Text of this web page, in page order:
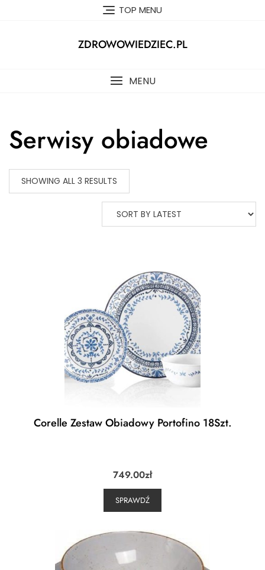
TOP MENU
ZDROWOWIEDZIEC.PL
MENU
Serwisy obiadowe
SHOWING ALL 3 RESULTS
Corelle Zestaw Obiadowy Portofino 18Szt.
749.00zł
SPRAWDŹ